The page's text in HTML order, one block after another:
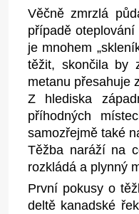
Věčně zmrzlá
případě
je mnohem
těžit, skončila by
metanu přesahuje
Z hlediska
příhodných
samozřejmě také
Těžba naráží na
rozkládá a plynný
První pokusy o
deltě kanadské